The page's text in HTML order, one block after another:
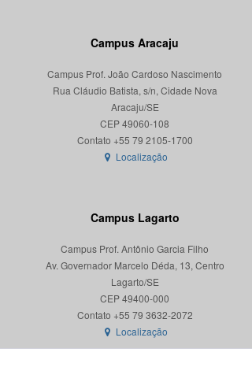
Campus Aracaju
Campus Prof. João Cardoso Nascimento
Rua Cláudio Batista, s/n, Cidade Nova
Aracaju/SE
CEP 49060-108
Localização
Campus Lagarto
Campus Prof. Antônio Garcia Filho
Av. Governador Marcelo Déda, 13, Centro
Lagarto/SE
CEP 49400-000
Localização